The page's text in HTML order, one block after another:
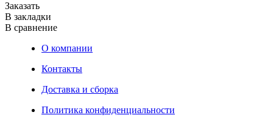
Заказать
В закладки
В сравнение
О компании
Контакты
Доставка и сборка
Политика конфиденциальности